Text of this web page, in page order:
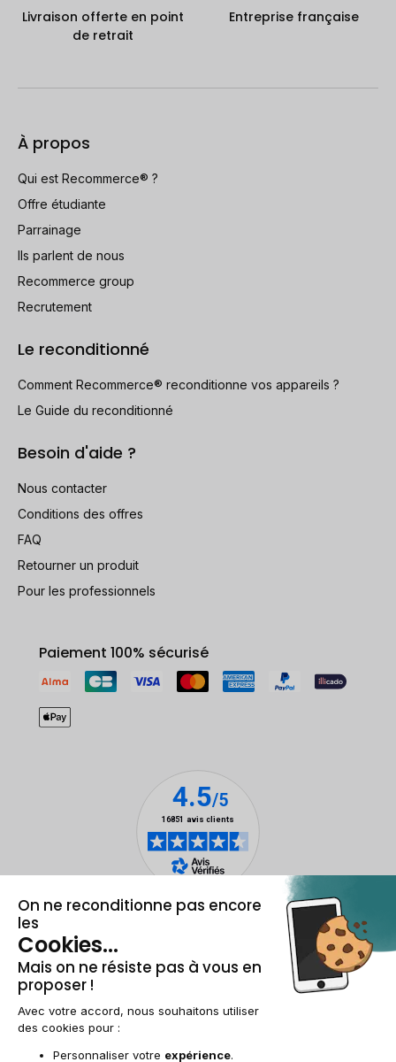
Livraison offerte en point
de retrait
Entreprise française
À propos
Qui est Recommerce® ?
Offre étudiante
Parrainage
Ils parlent de nous
Recommerce group
Recrutement
Le reconditionné
Comment Recommerce® reconditionne vos appareils ?
Le Guide du reconditionné
Besoin d'aide ?
Nous contacter
Conditions des offres
FAQ
Retourner un produit
Pour les professionnels
Paiement 100% sécurisé
Mentions légales et CGUGestion des cookies
Conditions générales de vente
AccessibilitéPlan du site